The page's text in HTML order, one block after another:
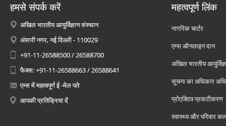
हमसे संपर्क करें
अखिल भारतीय आयुर्विज्ञान संस्थान
अंसारी नगर, नई दिल्ली - 110029
+91-11-26588500 / 26588700
फैक्स: +91-11-26588663 / 26588641
एम्स में महत्वपूर्ण ई -मेल पते
आपकी प्रतिक्रिया दें
महत्वपूर्ण लिंक
नागरिक चार्टर
एम्स ऑनलाइन दान
अखिल भारतीय
सूचना का अधिकार
प्रोएक्टिव प्रकटीकरण
स्वास्थ्य और परिवार